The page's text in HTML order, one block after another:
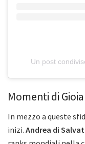
Un post
Momenti di Gioia
In mezzo a queste
inizi. Andrea di